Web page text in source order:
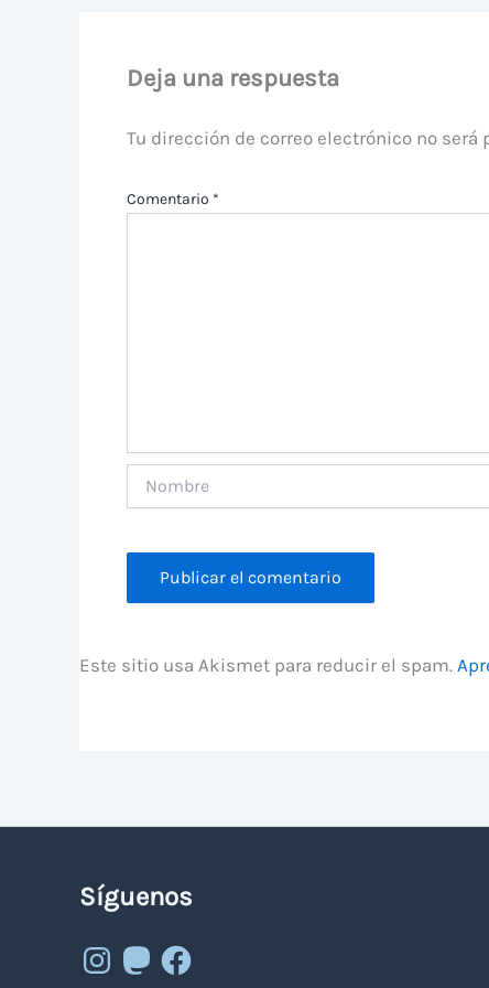
Deja una respuesta
Tu dirección de correo electrónico no será
Comentario *
Este sitio usa Akismet para reducir el spam.
Síguenos
Instagram
MastodonFacebook